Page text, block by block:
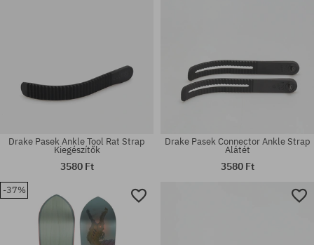
Elérhető méretek:
Drake Pasek Ankle Tool Rat Strap
Kiegészítők
3580 Ft
Drake Pasek Connector Ankle Strap
Alátét
3580 Ft
-37%